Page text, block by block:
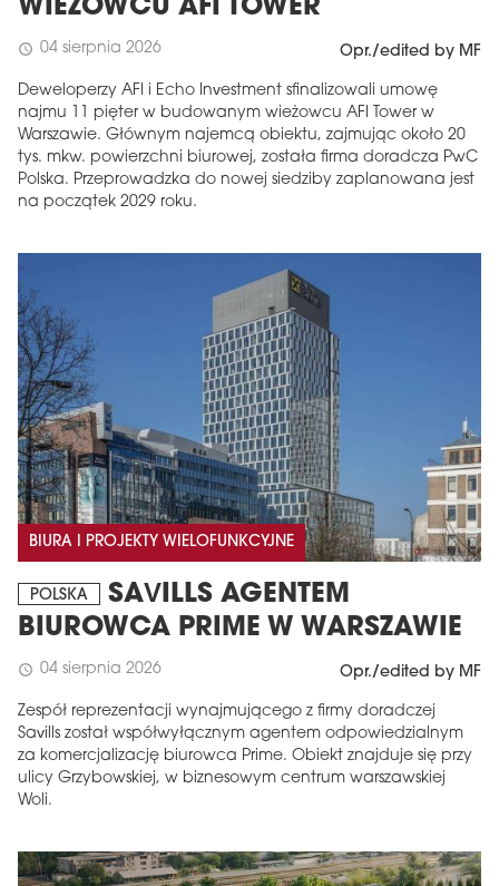
WIEŻOWCU AFI TOWER
schedule 04 sierpnia 2026 Opr./edited by MF
Deweloperzy AFI i Echo Investment sfinalizowali umowę
najmu 11 pięter w budowanym wieżowcu AFI Tower w
Warszawie. Głównym najemcą obiektu, zajmując około 20
tys. mkw. powierzchni biurowej, została firma doradcza PwC
Polska. Przeprowadzka do nowej siedziby zaplanowana jest
na początek 2029 roku.
BIURA I PROJEKTY WIELOFUNKCYJNE
POLSKA
SAVILLS AGENTEM
BIUROWCA PRIME W WARSZAWIE
schedule 04 sierpnia 2026 Opr./edited by MF
Zespół reprezentacji wynajmującego z firmy doradczej
Savills został współwyłącznym agentem odpowiedzialnym
za komercjalizację biurowca Prime. Obiekt znajduje się przy
ulicy Grzybowskiej, w biznesowym centrum warszawskiej
Woli.